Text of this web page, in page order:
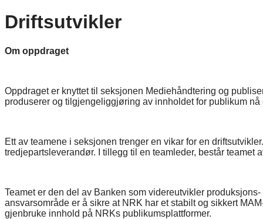
Driftsutvikler
Om oppdraget
Oppdraget er knyttet til seksjonen Mediehåndtering og
produserer og tilgjengeliggjøring av innholdet for publikum
Ett av teamene i seksjonen trenger en vikar for en
tredjepartsleverandør. I tillegg til en teamleder, består teamet
Teamet er den del av Banken som videreutvikler
ansvarsområde er å sikre at NRK har et stabilt og sikkert
gjenbruke innhold på NRKs publikumsplattformer.